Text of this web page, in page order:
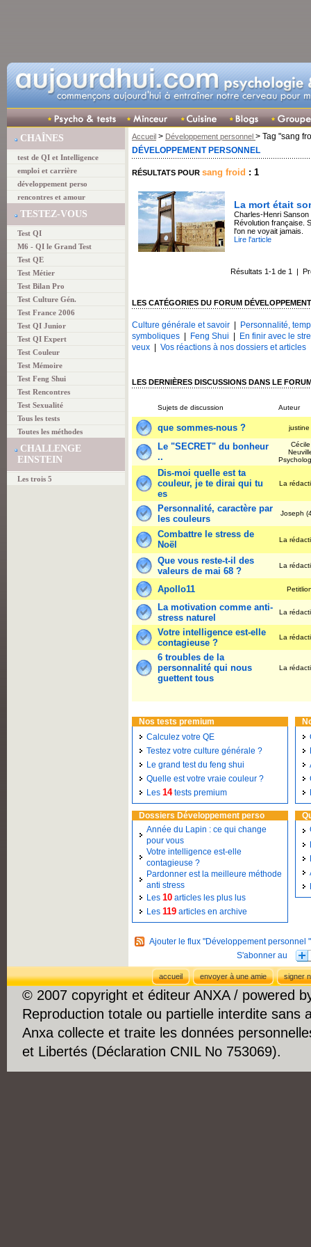
CHAÎNES
test de QI et Intelligence
emploi et carrière
développement perso
rencontres et amour
TESTEZ-VOUS
Test QI
M6 - QI le Grand Test
Test QE
Test Métier
Test Bilan Pro
Test Culture Gén.
Test France 2006
Test QI Junior
Test QI Expert
Test Couleur
Test Mémoire
Test Feng Shui
Test Rencontres
Test Sexualité
Tous les tests
Toutes les méthodes
CHALLENGE
EINSTEIN
Les trois 5
Accueil > Développement personnel > Tag "sang
DÉVELOPPEMENT PERSONNEL
RÉSULTATS POUR sang froid : 1
La mort était
Charles-Henri Sanson
Révolution française.
l'on ne voyait jamais.
Lire l'article
Résultats 1-1 de 1 |
LES CATÉGORIES DU FORUM
Culture générale et savoir
Personnalité,
symboliques
Feng Shui
En finir avec le
veux
Vos réactions à nos dossiers et articles
LES DERNIÈRES DISCUSSIONS DANS LE
Sujets de discussion Auteur
que sommes-nous ? justine
Le "SECRET" du bonheur
..
Cécile
Dis-moi quelle est ta
couleur, je te dirai qui tu
es
La
Personnalité, caractère par
les couleurs
Joseph
Combattre le stress de
Noël
La
Que vous reste-t-il des
valeurs de mai 68 ?
La
Apollo11
La motivation comme anti-
stress naturel
La
Votre intelligence est-elle
contagieuse ?
La
6 troubles de la
personnalité qui nous
guettent tous
La
Nos tests premium
Calculez votre QE
Testez votre culture générale ?
Le grand test du feng shui
Quelle est votre vraie couleur ?
Les 14tests premium
Dossiers Développement perso
Année du Lapin : ce qui change
pour vous
Votre intelligence est-elle
contagieuse ?
Pardonner est la meilleure méthode
anti stress
Les 10 articles les plus lus
Les 119 articles en archive
Ajouter le flux "Développement personnel "
accueil envoyer à une amie signer
© 2007 copyright et éditeur ANXA / powered
Reproduction totale ou partielle interdite sans
Anxa collecte et traite les données
et Libertés (Déclaration CNIL No 753069).